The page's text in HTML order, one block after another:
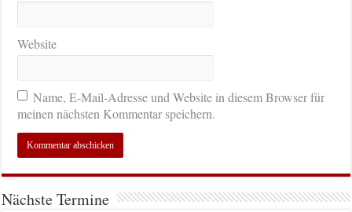
Website
Name, E-Mail-Adresse und Website in diesem Browser für
meinen nächsten Kommentar speichern.
Nächste Termine